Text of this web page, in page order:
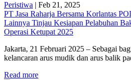
Peristiwa | Feb 21, 2025
PT Jasa Raharja Bersama Korlantas
Lainnya Tinjau Kesiapan Pelabuhan
Operasi Ketupat 2025
Jakarta, 21 Februari 2025 – Sebagai
kelancaran arus mudik dan arus balik
Read more